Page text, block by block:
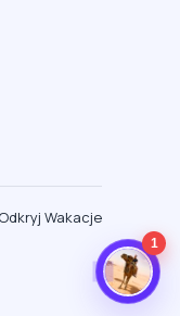
Wakacje
1
→ Pliki
i śledzenia dla tej
trybu incognito.